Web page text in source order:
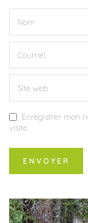
Enregistrer mon
visite.